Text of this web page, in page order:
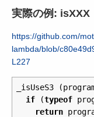
実際の例: isXXX
https://github.com/
lambda/blob/
L227
_isUseS3 (
if
(typeof
return